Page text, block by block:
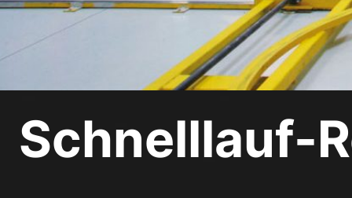
Schnelllauf-
Wenn Sie unter 16
Wir verwenden
andere uns helfen,
verarbeitet werden
Inhaltsmessung.
Hier finden Sie eine
geben oder sich
Alle akzeptieren